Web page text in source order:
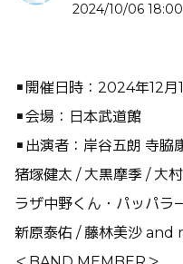
2024/10/06 18:00
▪︎開催日時：2024年12月
▪︎会場：日本武道館
▪︎出演者：岸谷五朗 寺脇
猪塚健太 / 大黒摩季 / 大
ラザ中野くん・パッパラ
新原泰佑 / 藤林美沙 and